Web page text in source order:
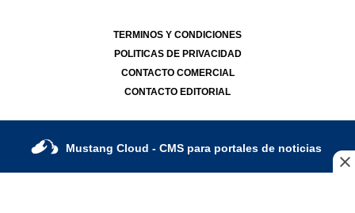
TERMINOS Y CONDICIONES
POLITICAS DE PRIVACIDAD
CONTACTO COMERCIAL
CONTACTO EDITORIAL
Mustang Cloud - CMS para portales de noticias